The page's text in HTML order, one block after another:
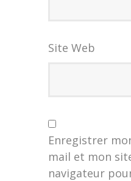
Site Web
Enregistrer
mail et mon
navigateur